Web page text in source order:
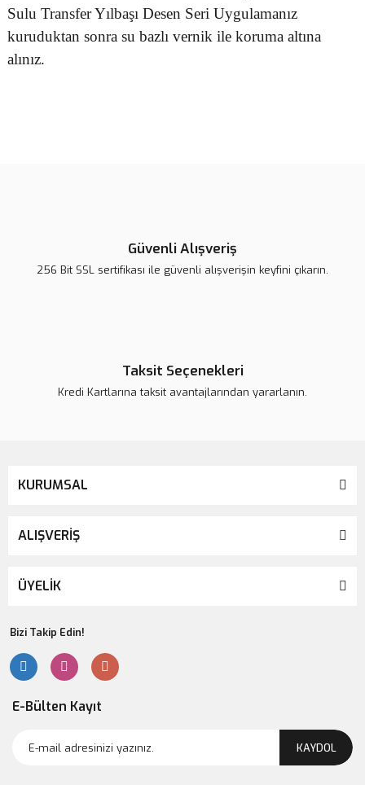
Sulu Transfer Yılbaşı Desen Seri Uygulamanız
kuruduktan sonra su bazlı vernik ile koruma altına
alınız.
Güvenli Alışveriş
256 Bit SSL sertifikası ile güvenli alışverişin keyfini çıkarın.
Taksit Seçenekleri
Kredi Kartlarına taksit avantajlarından yararlanın.
KURUMSAL
ALIŞVERİŞ
ÜYELİK
Bizi Takip Edin!
E-Bülten Kayıt
KAYDOL